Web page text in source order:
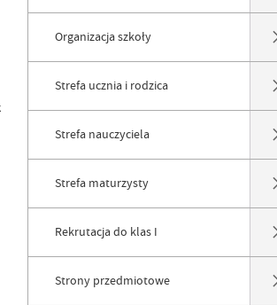
Organizacja szkoły
Strefa ucznia i rodzica
Strefa nauczyciela
Strefa maturzysty
Rekrutacja do klas I
Strony przedmiotowe